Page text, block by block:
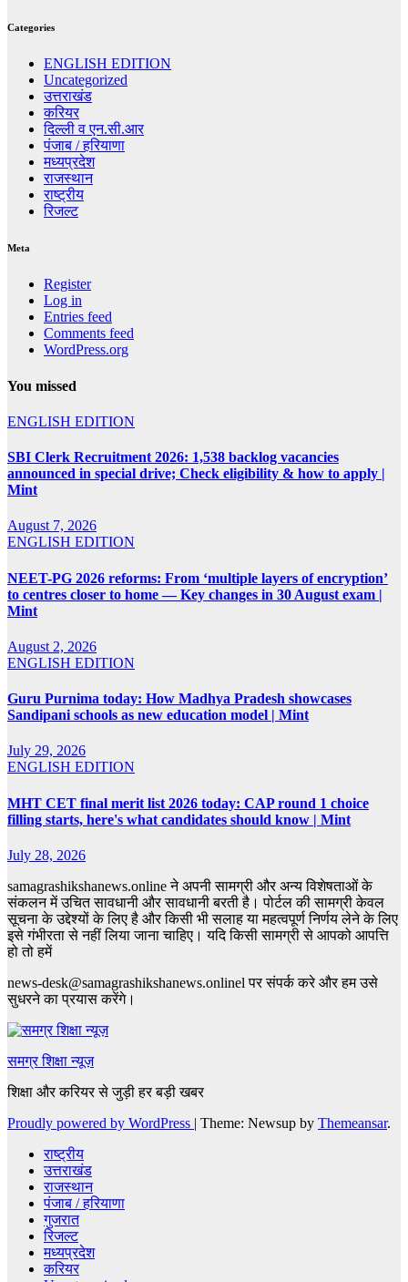
Categories
ENGLISH EDITION
Uncategorized
उत्तराखंड
करियर
दिल्ली व एन.सी.आर
पंजाब / हरियाणा
मध्यप्रदेश
राजस्थान
राष्ट्रीय
रिजल्ट
Meta
Register
Log in
Entries feed
Comments feed
WordPress.org
You missed
ENGLISH EDITION
SBI Clerk Recruitment 2026: 1,538 backlog vacancies
announced in special drive; Check eligibility & how to apply |
Mint
August 7, 2026
ENGLISH EDITION
NEET-PG 2026 reforms: From ‘multiple layers of encryption’
to centres closer to home — Key changes in 30 August exam |
Mint
August 2, 2026
ENGLISH EDITION
Guru Purnima today: How Madhya Pradesh showcases
Sandipani schools as new education model | Mint
July 29, 2026
ENGLISH EDITION
MHT CET final merit list 2026 today: CAP round 1 choice
filling starts, here's what candidates should know | Mint
July 28, 2026
samagrashikshanews.online ने अपनी सामग्री और अन्य विशेषताओं के
संकलन में उचित सावधानी और सावधानी बरती है। पोर्टल की सामग्री केवल
सूचना के उद्देश्यों के लिए है और किसी भी सलाह या महत्वपूर्ण निर्णय लेने के लिए
इसे गंभीरता से नहीं लिया जाना चाहिए। यदि किसी सामग्री से आपको आपत्ति
हो तो हमें
news-desk@samagrashikshanews.onlinel पर संपर्क करे और हम उसे
सुधरने का प्रयास करेंगे।
समग्र शिक्षा न्यूज़
शिक्षा और करियर से जुड़ी हर बड़ी खबर
Proudly powered by WordPress | Theme: Newsup by Themeansar.
राष्ट्रीय
उत्तराखंड
राजस्थान
पंजाब / हरियाणा
गुजरात
रिजल्ट
मध्यप्रदेश
करियर